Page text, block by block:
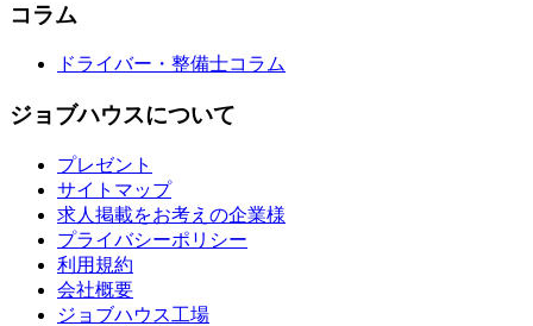
コラム
ドライバー・整備士コラム
ジョブハウスについて
プレゼント
サイトマップ
求人掲載をお考えの企業様
プライバシーポリシー
利用規約
会社概要
ジョブハウス工場